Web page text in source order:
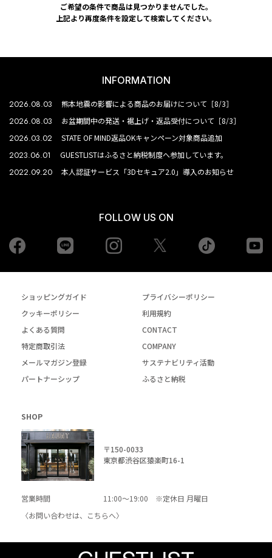
ご希望の条件で商品は見つかりませんでした。
上記より再度条件を設定して検索してください。
INFORMATION
2026.08.03 熊本地震の影響による商品のお届けについて［8/3］
2026.08.03 お盆期間中の発送・裾上げ・返品受付について［8/3］
2026.03.02 STATE OF MIND返品OKキャンペーン対象商品追加
2023.06.01 GUESTLISTはふるさと納税制度へ参加しています。
2022.09.20 本人認証サービス「3Dセキュア2.0」導入のお知らせ
FOLLOW US ON
Facebook Instagram tiktok
ショッピングガイド
プライバシーポリシー
クッキーポリシー
利用規約
よくある質問
CONTACT
特定商取引法
COMPANY
メールマガジン登録
サステナビリティ活動
パートナーシップ
ふるさと納税
SHOP
〒150-0033
東京都渋谷区猿楽町16-1
営業時間
11:00～19:00 ※定休日 月曜日
〈お問い合わせは、
こちらへ〉